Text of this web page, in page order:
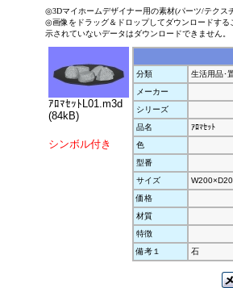
◎3Dマイホームデザイナー用の素材(パーツ/テクス
◎画像をドラッグ＆ドロップしてダウンロードす
示されていないデータはダウンロードできません。
ｱﾛﾏｾｯﾄL01.m3d
(84kB)
シンボル付き
分類
生活用品･
メーカー
シリーズ
品名
ｱﾛﾏｾｯﾄ
色
型番
サイズ
価格
材質
特徴
備考１
石